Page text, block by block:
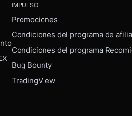
IMPULSO
Promociones
Condiciones del programa de
Condiciones del programa
Bug Bounty
TradingView